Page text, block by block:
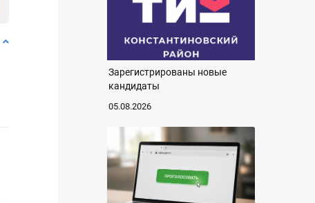
Зарегистрированы новые
кандидаты
05.08.2026